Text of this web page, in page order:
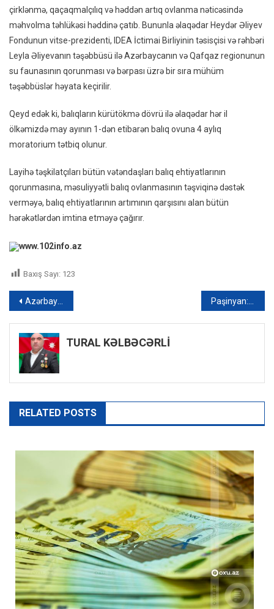
çirklənmə, qaçaqmalçılıq və həddən artıq ovlanma nəticəsində
məhvolma təhlükəsi həddinə çatıb. Bununla əlaqədar Heydər Əliyev
Fondunun vitse-prezidenti, IDEA İctimai Birliyinin təsisçisi və rəhbəri
Leyla Əliyevanın təşəbbüsü ilə Azərbaycanın və Qafqaz regionunun
su faunasının qorunması və bərpası üzrə bir sıra mühüm
təşəbbüslər həyata keçirilir.
Qeyd edək ki, balıqların kürütökmə dövrü ilə əlaqədar hər il
ölkəmizdə may ayının 1-dən etibarən balıq ovuna 4 aylıq
moratorium tətbiq olunur.
Layihə təşkilatçıları bütün vətəndaşları balıq ehtiyatlarının
qorunmasına, məsuliyyətli balıq ovlanmasının təşviqinə dəstək
verməyə, balıq ehtiyatlarının artımının qarşısını alan bütün
hərəkətlərdən imtina etməyə çağırır.
www.102info.az
Baxış Sayı: 123
Yazı
naviqasiyası
Azərbaycanda daha 16 nəfər COVID-19-a yoluxub, ölən olmayıb – FOTO
TURAL KƏLBƏCƏRLİ
RELATED POSTS